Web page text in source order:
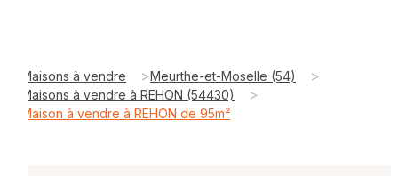
Maisons à vendre >Meurthe-et-Moselle (54) >
Maisons à vendre à REHON (54430) >
Maison à vendre à REHON de 95m²